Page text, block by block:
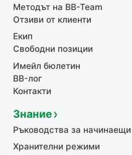
Методът на BB-Team
Отзиви от клиенти
Екип
Свободни позиции
Имейл бюлетин
BB-лог
Контакти
Знание
Ръководства за начинаещи
Хранителни режими